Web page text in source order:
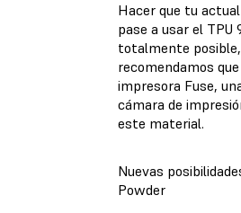
Hacer que tu
pase a usar el TPU
totalmente posible,
recomendamos
impresora Fuse,
cámara de
este material.
Nuevas
Powder